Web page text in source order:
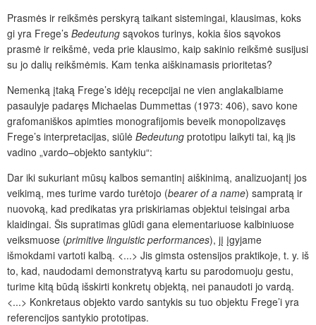
Prasmės ir reikšmės perskyrą taikant sistemingai, klausimas, koks
gi yra Frege’s Bedeutung sąvokos turinys, kokia šios sąvokos
prasmė ir reikšmė, veda prie klausimo, kaip sakinio reikšmė susijusi
su jo dalių reikšmėmis. Kam tenka aiškinamasis prioritetas?
Nemenką įtaką Frege’s idėjų recepcijai ne vien anglakalbiame
pasaulyje padaręs Michaelas Dummettas (1973: 406), savo kone
grafomaniškos apimties monografijomis beveik monopolizavęs
Frege’s interpretacijas, siūlė Bedeutung prototipu laikyti tai, ką jis
vadino „vardo–objekto santykiu“:
Dar iki sukuriant mūsų kalbos semantinį aiškinimą, analizuojantį jos
veikimą, mes turime vardo turėtojo (bearer of a name) sampratą ir
nuovoką, kad predikatas yra priskiriamas objektui teisingai arba
klaidingai. Šis supratimas glūdi gana elementariuose kalbiniuose
veiksmuose (primitive linguistic performances), jį įgyjame
išmokdami vartoti kalbą. <...> Jis gimsta ostensijos praktikoje, t. y. iš
to, kad, naudodami demonstratyvą kartu su parodomuoju gestu,
turime kitą būdą išskirti konkretų objektą, nei panaudoti jo vardą.
<...> Konkretaus objekto vardo santykis su tuo objektu Frege’i yra
referencijos santykio prototipas.